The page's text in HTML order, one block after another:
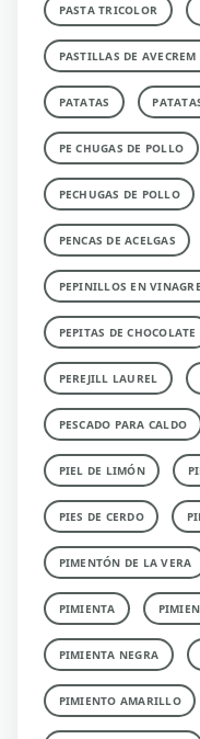
PASTA TRICOLOR
PASTILLAS DE
PATATAS
PE CHUGAS DE POLLO
PECHUGAS DE POLLO
PENCAS DE ACELGAS
PEPINILLOS EN VINAGRE
PEPITAS DE CHOCOLATE
PEREJILL LAUREL
PESCADO PARA CALDO
PIEL DE LIMÓN
PIES DE CERDO
PIMENTÓN DE LA VERA
PIMIENTA
PIMIENTA NEGRA
PIMIENTO AMARILLO